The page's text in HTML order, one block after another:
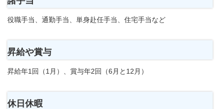
役職手当、通勤手当、単身赴任手当、住宅手当など
昇給や賞与
昇給年1回（1月）、賞与年2回（6月と12月）
休日休暇